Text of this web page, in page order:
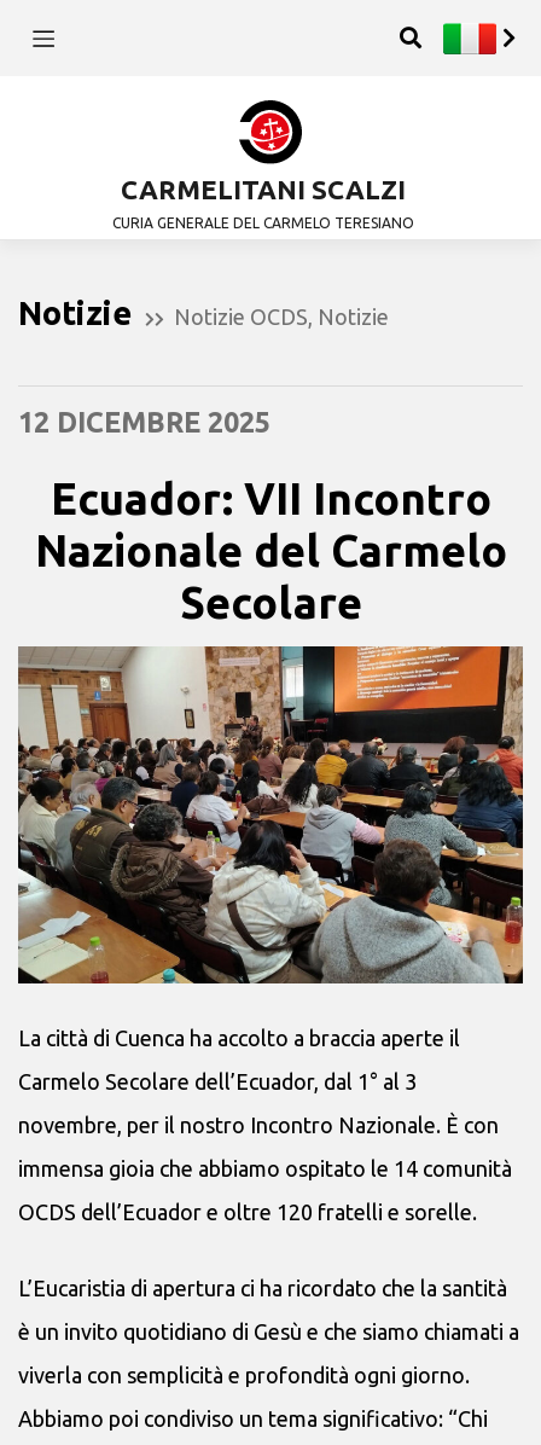
CARMELITANI SCALZI
CURIA GENERALE DEL CARMELO TERESIANO
Notizie Notizie OCDS Notizie
12 DICEMBRE 2025
Ecuador: VII Incontro
Nazionale del Carmelo
Secolare
La città di Cuenca ha accolto a braccia aperte il
Carmelo Secolare dell’Ecuador, dal 1° al 3
novembre, per il nostro Incontro Nazionale. È con
immensa gioia che abbiamo ospitato le 14 comunità
OCDS dell’Ecuador e oltre 120 fratelli e sorelle.
L’Eucaristia di apertura ci ha ricordato che la santità
è un invito quotidiano di Gesù e che siamo chiamati a
viverla con semplicità e profondità ogni giorno.
Abbiamo poi condiviso un tema significativo: “Chi